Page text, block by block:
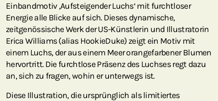
Einbandmotiv ‚Aufsteigender Luchs‘ mit furchtloser
Energie alle Blicke auf sich. Dieses dynamische,
zeitgenössische Werk der US-Künstlerin und Illustratorin
Erica Williams (alias HookieDuke) zeigt ein Motiv mit
einem Luchs, der aus einem Meer orangefarbener Blumen
hervortritt. Die furchtlose Präsenz des Luchses regt dazu
an, sich zu fragen, wohin er unterwegs ist.
Diese Illustration, die ursprünglich als limitiertes